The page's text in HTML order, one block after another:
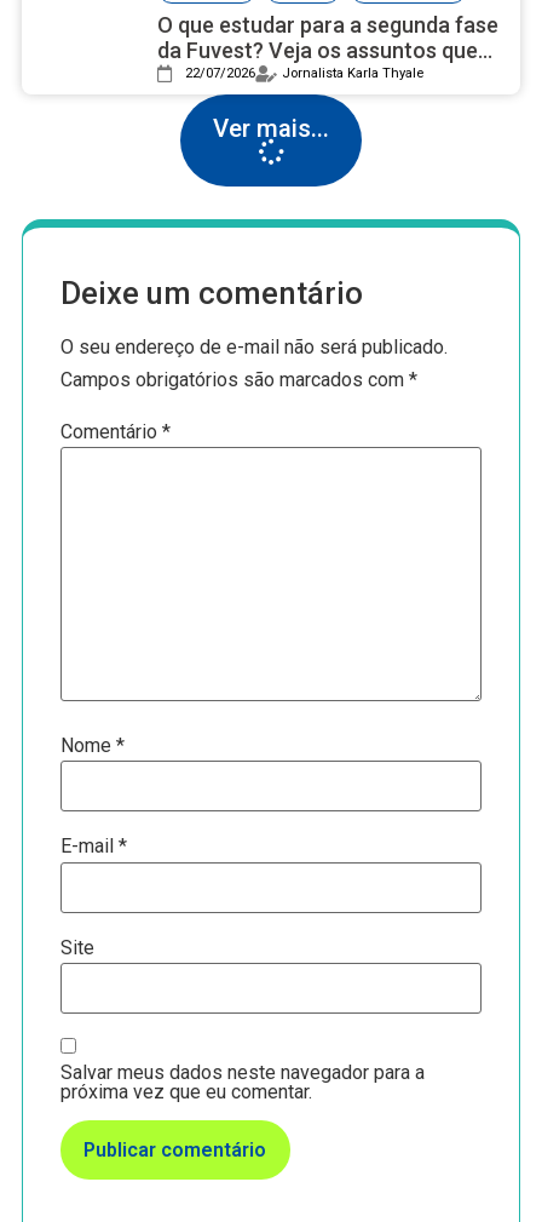
O que estudar para a segunda fase
da Fuvest? Veja os assuntos que
mais caem
22/07/2026 Jornalista Karla Thyale
Ver mais...
Deixe um comentário
O seu endereço de e-mail não será publicado.
Campos obrigatórios são marcados com*
Comentário*
Nome*
E-mail*
Site
Salvar meus dados neste navegador para a
próxima vez que eu comentar.